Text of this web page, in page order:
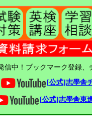
信中！ブックマーク登録、
[公式]志學舎
[公式]志學舎東